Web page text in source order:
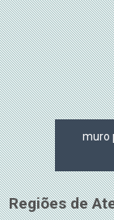
muro
Regiões de